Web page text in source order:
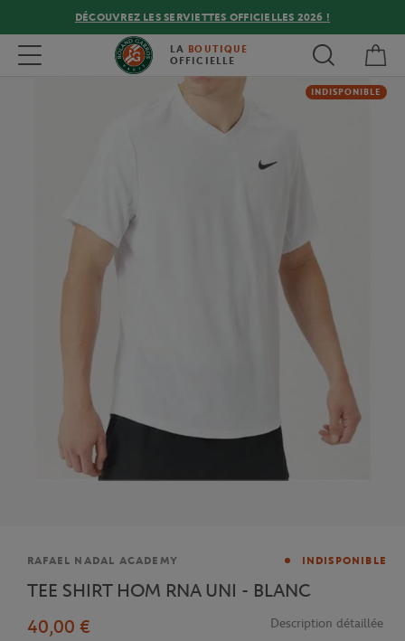
DÉCOUVREZ LES SERVIETTES OFFICIELLES 2026 !
Toggle navigation LA BOUTIQUE
OFFICIELLE
INDISPONIBLE
Marque
RAFAEL NADAL ACADEMY INDISPONIBLE
TEE SHIRT HOM RNA UNI - BLANC
40,00 €
Description détaillée